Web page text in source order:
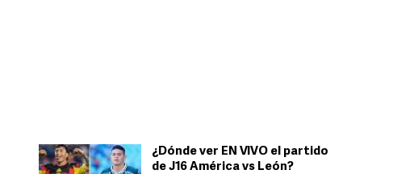
¿Dónde ver EN VIVO el partido
de J16 América vs León?